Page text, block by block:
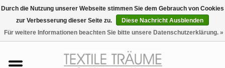
0 Artikel - €0,00
Durch die Nutzung unserer Webseite stimmen Sie dem Gebrauch von Cookies
zur Verbesserung dieser Seite zu.
Diese Nachricht Ausblenden
Für weitere Informationen beachten Sie bitte unsere Datenschutzerklärung. »